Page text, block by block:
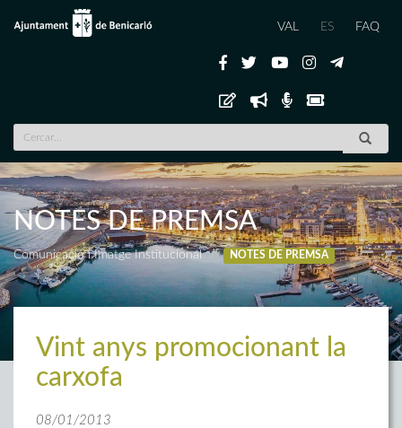
VAL ES FAQ
NOTES DE PREMSA
Comunicació i Imatge Institucional NOTES DE PREMSA
Vint anys promocionant la
carxofa
08/01/2013